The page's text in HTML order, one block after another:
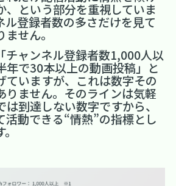
、という部分を重視していま
ル登録者数の多さだけを見て
せん。
チャンネル登録者数1,000人以
年で30本以上の動画投稿」と
ていますが、これは数字その
りません。そのラインは気軽
到達しない数字ですから、
活動できる“情熱”の指標とし